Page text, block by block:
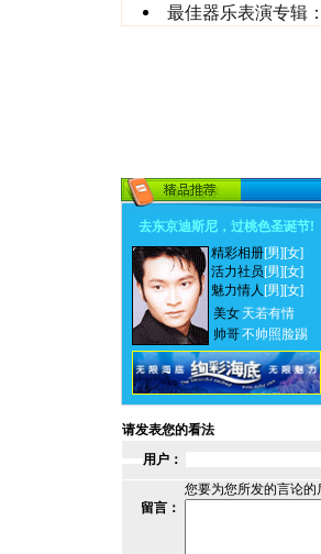
最佳器乐表演专辑
去东京迪斯尼，过桃色圣诞节!
精彩相册[男] [女]
活力社员 [男] [女]
魅力情人 [男] [女]
美女 天若有情
帅哥不帅照脸踢
请发表您的看法
用户：
您要为您所发的言论
留言：